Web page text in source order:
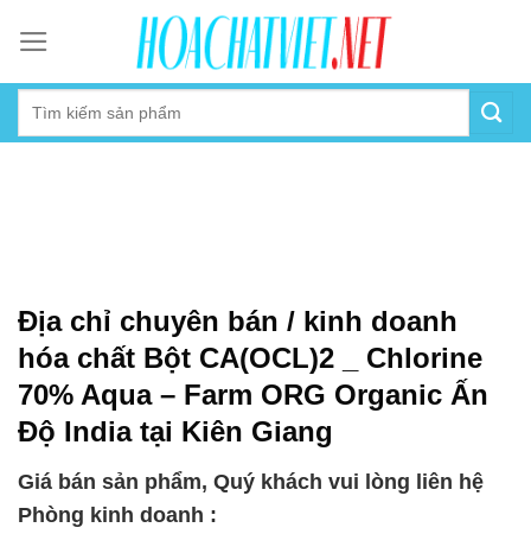
content
Địa chỉ chuyên bán / kinh doanh
hóa chất Bột CA(OCL)2 _ Chlorine
70% Aqua – Farm ORG Organic Ấn
Độ India tại Kiên Giang
Giá bán sản phẩm, Quý khách vui lòng liên hệ
Phòng kinh doanh :